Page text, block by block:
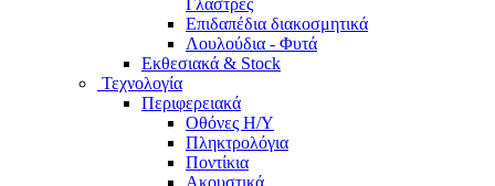
Γλάστρες
Επιδαπέδια διακοσμητικά
Λουλούδια - Φυτά
Εκθεσιακά & Stock
Τεχνολογία
Περιφερειακά
Οθόνες Η/Υ
Πληκτρολόγια
Ποντίκια